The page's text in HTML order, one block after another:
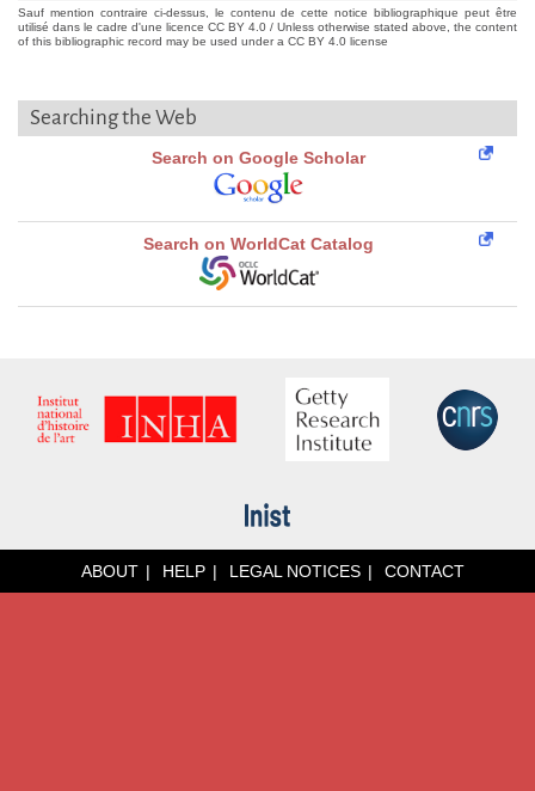
Sauf mention contraire ci-dessus, le contenu de cette notice bibliographique peut être
utilisé dans le cadre d'une licence CC BY 4.0 / Unless otherwise stated above, the content
of this bibliographic record may be used under a CC BY 4.0 license
Searching the Web
Search on Google Scholar
Search on WorldCat Catalog
ABOUT HELP LEGAL NOTICES CONTACT